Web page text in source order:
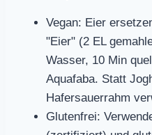
Vegan: Eier
"Eier" (2 EL
Wasser, 10 Min
Aquafaba. Statt
Hafersauerrahm
Glutenfrei: